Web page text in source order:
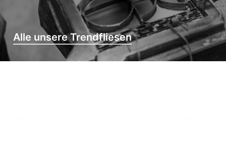
Alle unsere Trendfliesen